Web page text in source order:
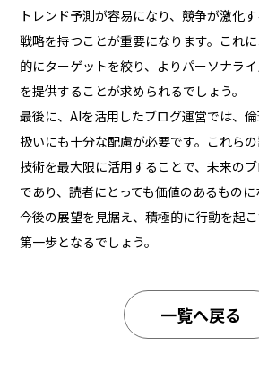
トレンド予測が容易になり、競争が激化
戦略を持つことが重要になります。これ
的にターゲットを絞り、よりパーソナラ
を提供することが求められるでしょう。
最後に、AIを活用したブログ運営では、
扱いにも十分な配慮が必要です。これら
技術を最大限に活用することで、未来の
であり、読者にとっても価値のあるものに
今後の展望を見据え、積極的に行動を起
第一歩となるでしょう。
一覧へ戻る